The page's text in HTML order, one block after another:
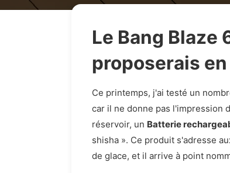
Le Bang
proposerais
Ce printemps, j'ai testé un
car il ne donne pas l'impression
réservoir, un Batterie
shisha ». Ce produit s'adresse
de glace, et il arrive à point